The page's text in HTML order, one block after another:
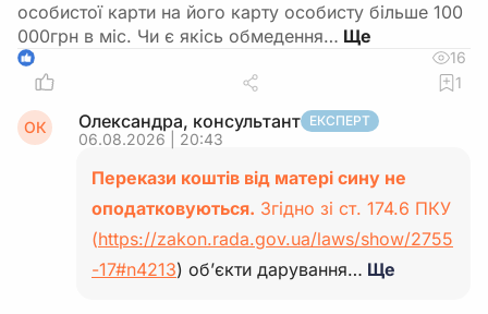
особистої карти на його карту особисту більше 100
000грн в міс. Чи є якісь обмедення…
1
16
1
ОК Олександра, консультант ЕКСПЕРТ
06.08.2026 | 20:43
Перекази коштів від матері сину не
оподатковуються. Згідно зі ст. 174.6 ПКУ
(https://zakon.rada.gov.ua/laws/show/2755
-17#n4213) об’єкти дарування… Ще